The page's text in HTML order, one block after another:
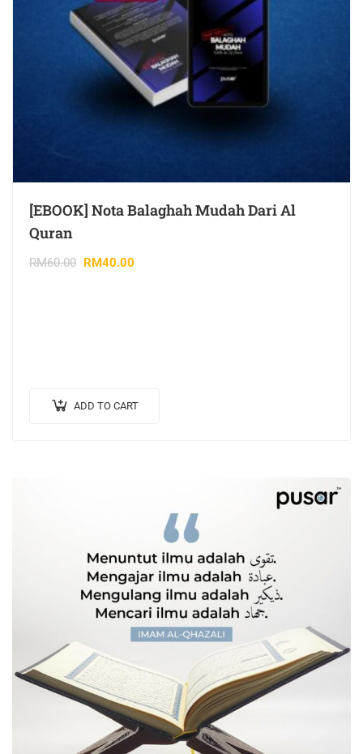
[EBOOK] Nota Balaghah Mudah Dari Al
Quran
RM60.00 RM40.00
ADD TO CART